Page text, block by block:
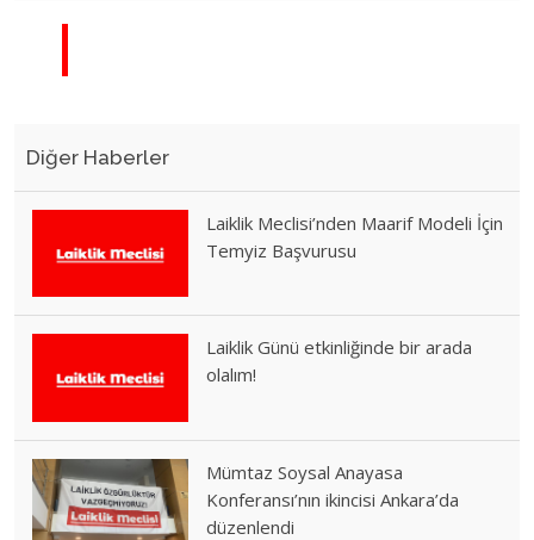
Diğer Haberler
Laiklik Meclisi’nden Maarif Modeli İçin
Temyiz Başvurusu
Laiklik Günü etkinliğinde bir arada
olalım!
Mümtaz Soysal Anayasa
Konferansı’nın ikincisi Ankara’da
düzenlendi